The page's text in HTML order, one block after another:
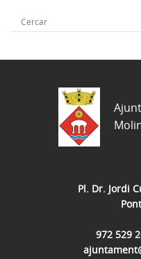
Pl. Dr. Jordi
972 529